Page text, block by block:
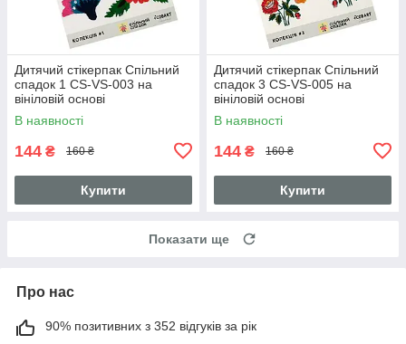
Дитячий стікерпак Спільний
спадок 1 СS-VS-003 на
вініловій основі
В наявності
144 ₴ 160 ₴
Купити
Дитячий стікерпак Спільний
спадок 3 СS-VS-005 на
вініловій основі
В наявності
144 ₴ 160 ₴
Купити
Показати ще
Про нас
90% позитивних з 352 відгуків за рік